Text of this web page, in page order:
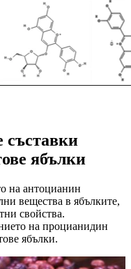
съставки
ябълки
на антоцианин
вещества в ябълките,
свойства.
на процианидин
ябълки.